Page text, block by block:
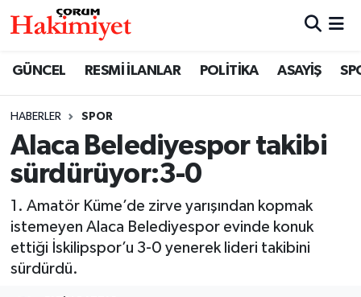
GÜNCEL RESMİ İLANLAR POLİTİKA ASAYİŞ
HABERLER SPOR
Alaca Belediyespor takibi
sürdürüyor:3-0
1. Amatör Küme’de zirve yarışından kopmak
istemeyen Alaca Belediyespor evinde konuk
ettiği İskilipspor’u 3-0 yenerek lideri takibini
sürdürdü.
SAĞLIK
ASAYİŞ
EKONOMİ
GÜNCEL
Nöbetçi Eczaneler
Çorum Namaz Vakitleri
Trafik Durumu
Süper Lig Puan Durumu ve Fikstür
Tüm Manşetler